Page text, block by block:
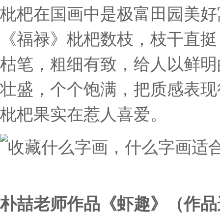
枇杷在国画中是极富田园美
《福禄》枇杷数枝，枝干直
枯笔，粗细有致，给人以鲜
壮盛，个个饱满，把质感表
枇杷果实在惹人喜爱。
朴喆老师作品《虾趣》（作